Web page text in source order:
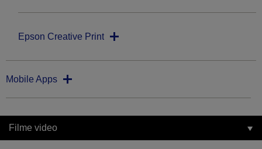
Epson Creative Print
Mobile Apps
Filme video